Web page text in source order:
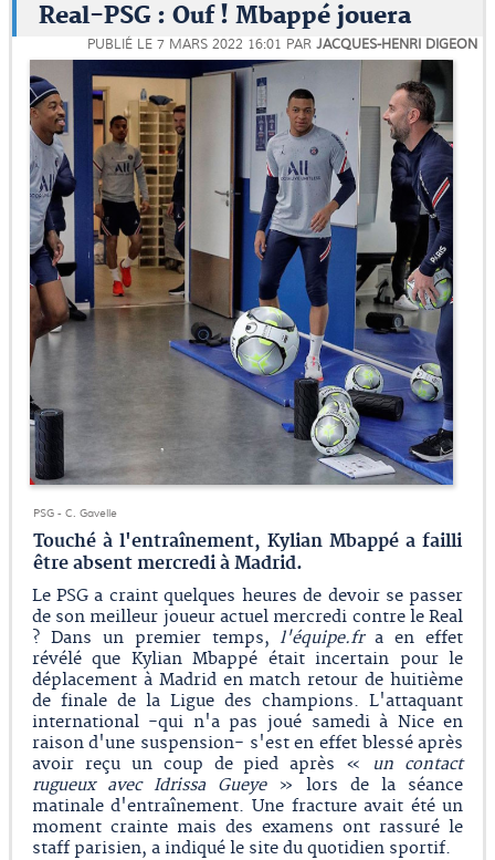
Real-PSG : Ouf ! Mbappé jouera
PUBLIÉ LE 7 MARS 2022 16:01 PAR JACQUES-HENRI DIGEON
PSG - C. Gavelle
Touché à l'entraînement, Kylian Mbappé a failli
être absent mercredi à Madrid.
Le PSG a craint quelques heures de devoir se passer
de son meilleur joueur actuel mercredi contre le Real
? Dans un premier temps, l'équipe.fra en effet
révélé que Kylian Mbappé était incertain pour le
déplacement à Madrid en match retour de huitième
de finale de la Ligue des champions. L'attaquant
international -qui n'a pas joué samedi à Nice en
raison d'une suspension- s'est en effet blessé après
avoir reçu un coup de pied après « un contact
rugueux avec Idrissa Gueye» lors de la séance
matinale d'entraînement. Une fracture avait été un
moment crainte mais des examens ont rassuré le
staff parisien, a indiqué le site du quotidien sportif.